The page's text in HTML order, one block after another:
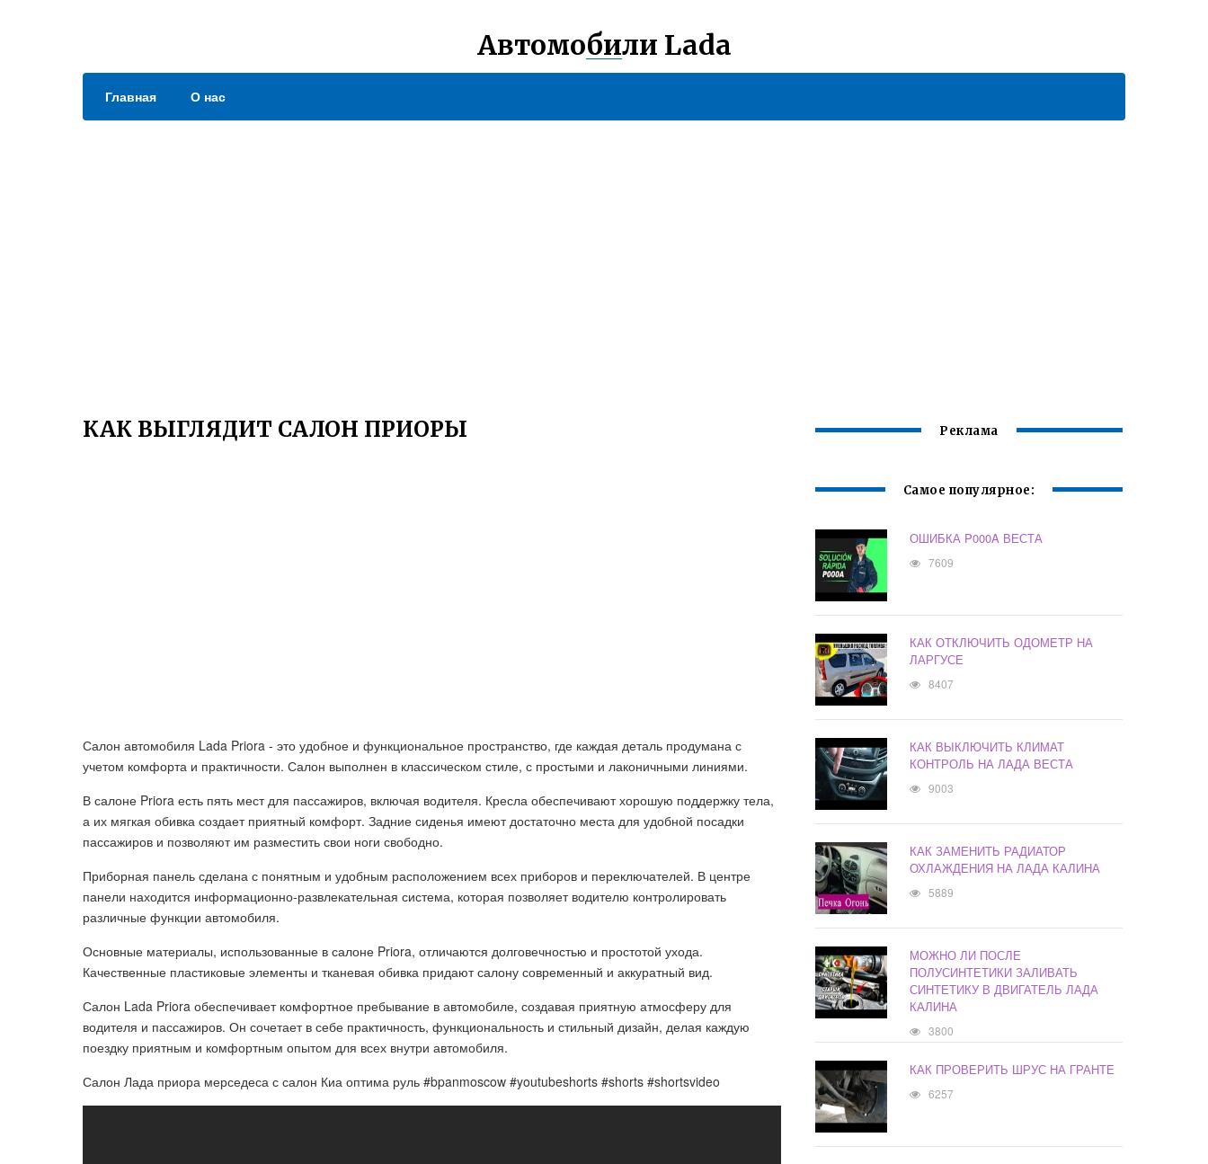
Автомобили Lada
Главная О нас
КАК ВЫГЛЯДИТ САЛОН ПРИОРЫ
Салон автомобиля Lada Priora - это удобное и функциональное пространство, где каждая деталь продумана с
учетом комфорта и практичности. Салон выполнен в классическом стиле, с простыми и лаконичными линиями.
В салоне Priora есть пять мест для пассажиров, включая водителя. Кресла обеспечивают хорошую поддержку тела,
а их мягкая обивка создает приятный комфорт. Задние сиденья имеют достаточно места для удобной посадки
пассажиров и позволяют им разместить свои ноги свободно.
Приборная панель сделана с понятным и удобным расположением всех приборов и переключателей. В центре
панели находится информационно-развлекательная система, которая позволяет водителю контролировать
различные функции автомобиля.
Основные материалы, использованные в салоне Priora, отличаются долговечностью и простотой ухода.
Качественные пластиковые элементы и тканевая обивка придают салону современный и аккуратный вид.
Салон Lada Priora обеспечивает комфортное пребывание в автомобиле, создавая приятную атмосферу для
водителя и пассажиров. Он сочетает в себе практичность, функциональность и стильный дизайн, делая каждую
поездку приятным и комфортным опытом для всех внутри автомобиля.
Салон Лада приора мерседеса с салон Киа оптима руль #bpanmoscow #youtubeshorts #shorts #shortsvideo
Реклама
Самое популярное:
ОШИБКА P000A ВЕСТА
7609
КАК ОТКЛЮЧИТЬ ОДОМЕТР НА
ЛАРГУСЕ
8407
КАК ВЫКЛЮЧИТЬ КЛИМАТ
КОНТРОЛЬ НА ЛАДА ВЕСТА
9003
КАК ЗАМЕНИТЬ РАДИАТОР
ОХЛАЖДЕНИЯ НА ЛАДА КАЛИНА
5889
МОЖНО ЛИ ПОСЛЕ
ПОЛУСИНТЕТИКИ ЗАЛИВАТЬ
СИНТЕТИКУ В ДВИГАТЕЛЬ ЛАДА
КАЛИНА
3800
КАК ПРОВЕРИТЬ ШРУС НА ГРАНТЕ
6257